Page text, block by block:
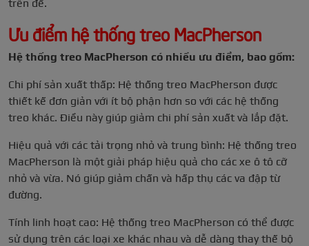
trên đế.
Ưu điểm hệ thống treo MacPherson
Hệ thống treo MacPherson có nhiều ưu điểm, bao gồm:
Chi phí sản xuất thấp: Hệ thống treo MacPherson được
thiết kế đơn giản với ít bộ phận hơn so với các hệ thống
treo khác. Điều này giúp giảm chi phí sản xuất và lắp đặt.
Hiệu quả với các tải trọng nhỏ và trung bình: Hệ thống treo
MacPherson là một giải pháp hiệu quả cho các xe ô tô cỡ
nhỏ và vừa. Nó giúp giảm chấn và hấp thụ các va đập từ
đường.
Tính linh hoạt cao: Hệ thống treo MacPherson có thể được
sử dụng trên các loại xe khác nhau và dễ dàng thay thế bộ